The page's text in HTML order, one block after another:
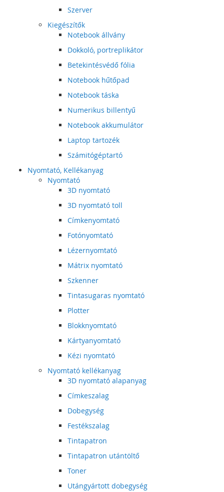
Szerver
Kiegészítők
Notebook állvány
Dokkoló, portreplikátor
Betekintésvédő fólia
Notebook hűtőpad
Notebook táska
Numerikus billentyű
Notebook akkumulátor
Laptop tartozék
Számitógéptartó
Nyomtató, Kellékanyag
Nyomtató
3D nyomtató
3D nyomtató toll
Címkenyomtató
Fotónyomtató
Lézernyomtató
Mátrix nyomtató
Szkenner
Tintasugaras nyomtató
Plotter
Blokknyomtató
Kártyanyomtató
Kézi nyomtató
Nyomtató kellékanyag
3D nyomtató alapanyag
Címkeszalag
Dobegység
Festékszalag
Tintapatron
Tintapatron utántöltő
Toner
Utángyártott dobegység